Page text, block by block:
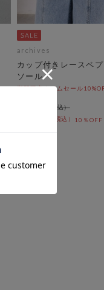
archives
カップ付きレースペプ
ソール
期間限定タイムセール
10％OFF